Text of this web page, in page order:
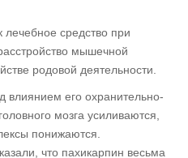
лечебное средство при
мышечной
родовой деятельности.
влиянием его охранительно-
мозга усиливаются,
понижаются.
что пахикарпин весьма